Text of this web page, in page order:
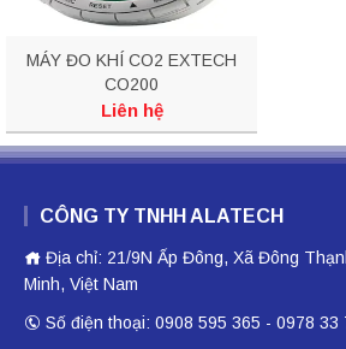
MÁY ĐO KHÍ CO2 EXTECH
CO200
Liên hệ
CÔNG TY TNHH ALATECH
Địa chỉ: 21/9N Ấp Đông, Xã Đông
Minh, Việt Nam
Số điện thoại: 0908 595 365 - 0978 33